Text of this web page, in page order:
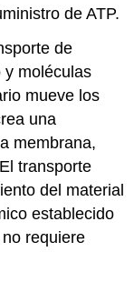
de ATP.
de
y moléculas
mueve los
una
membrana,
Eltransporte
del material
establecido
requiere